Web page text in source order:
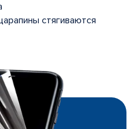
стягиваются